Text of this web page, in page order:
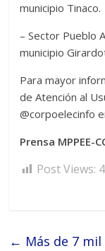
municipio Tinaco.
– Sector Pueblo
municipio
Para mayor
de Atención al
@corpoelecinfo
Prensa MPPEE-
Post Views:
← Más de 7